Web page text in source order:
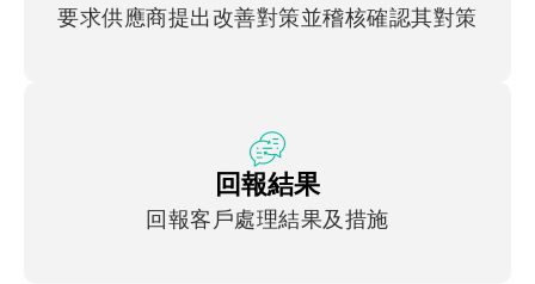
要求供應商提出改善對策並稽核確認其對策
回報結果
回報客戶處理結果及措施